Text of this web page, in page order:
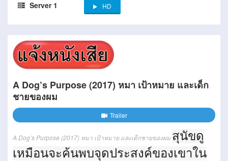
Server 1 HD
A Dog’s Purpose (2017) หมา เป้าหมาย และเด็ก
ชายของผม
Trailer
A Dog’s Purpose (2017) หมา เป้าหมาย และเด็กชายของผม สุนัขดู
เหมือนจะค้นพบจุดประสงค์ของเขาใน